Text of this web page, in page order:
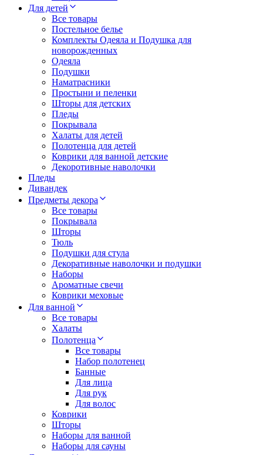
Для детей
Все товары
Постельное белье
Комплекты Одеяла и Подушка для
новорожденных
Одеяла
Подушки
Наматрасники
Простыни и пеленки
Шторы для детских
Пледы
Покрывала
Халаты для детей
Полотенца для детей
Коврики для ванной детские
Декоротивные наволочки
Пледы
Дивандек
Предметы декора
Все товары
Покрывала
Шторы
Тюль
Подушки для стула
Декоративные наволочки и подушки
Наборы
Ароматные свечи
Коврики меховые
Для ванной
Все товары
Халаты
Полотенца
Все товары
Набор полотенец
Банные
Для лица
Для рук
Для волос
Коврики
Шторы
Наборы для ванной
Наборы для сауны